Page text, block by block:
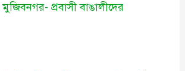
মুজিবনগর- প্রবাসী বাঙালীদের